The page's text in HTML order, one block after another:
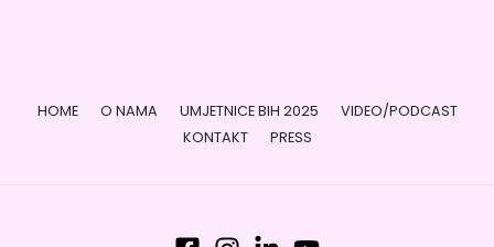
HOME O NAMA UMJETNICE BIH 2025
VIDEO/PODCAST
KONTAKT
PRESS